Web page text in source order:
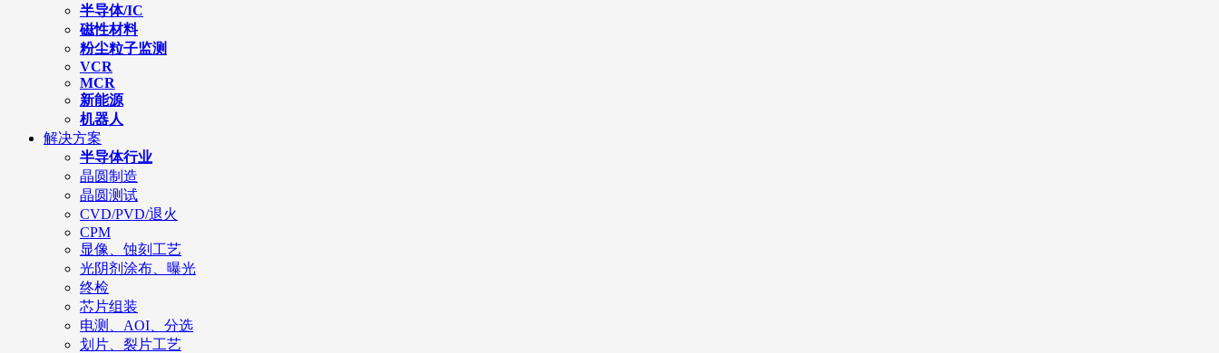
半导体/IC
磁性材料
粉尘粒子监测
VCR
MCR
新能源
机器人
解决方案
半导体行业
晶圆制造
晶圆测试
CVD/PVD/退火
CPM
显像、蚀刻工艺
光阴剂涂布、曝光
终检
芯片组装
电测、AOI、分选
划片、裂片工艺